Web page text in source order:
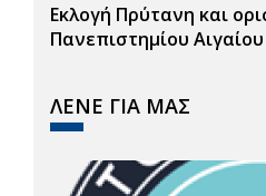
Εκλογή Πρύτανη και
Πανεπιστημίου Αιγαίου
ΛΕΝΕ ΓΙΑ ΜΑΣ